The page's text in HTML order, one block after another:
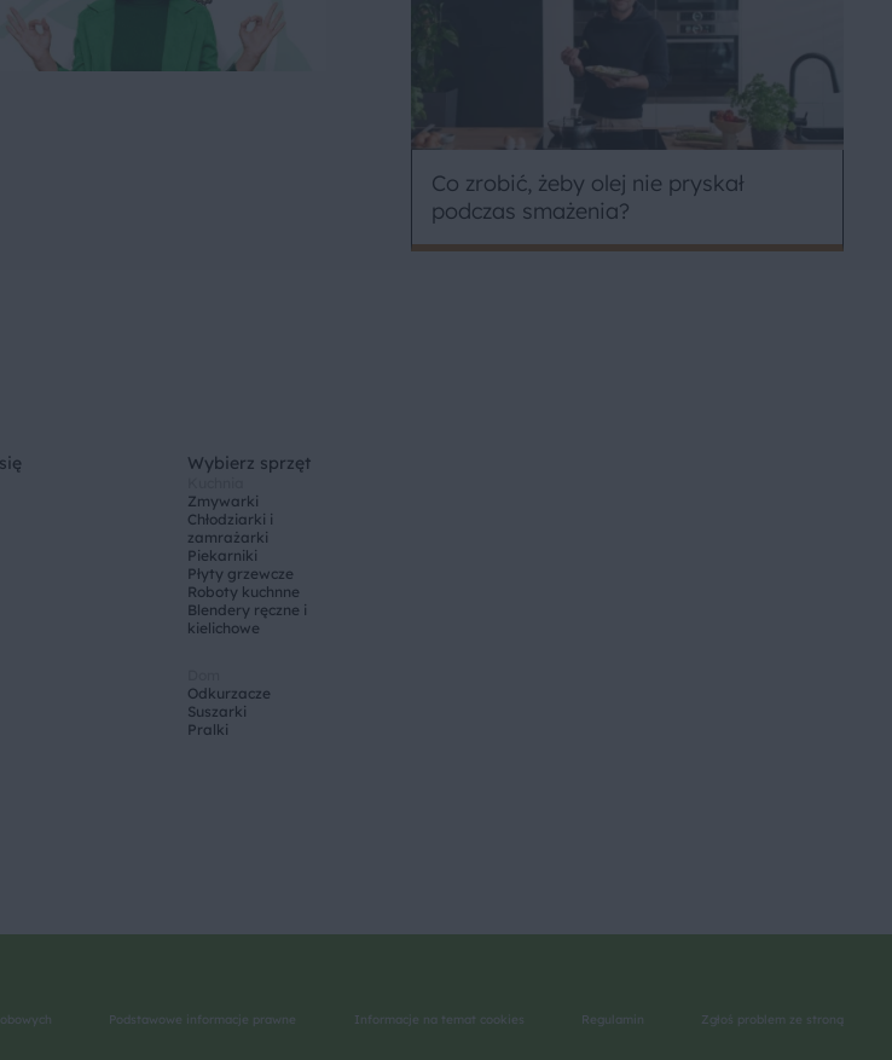
Co zrobić, żeby olej nie pryskał
podczas smażenia?
Wybierz sprzęt
Zmywarki
Chłodziarki i
zamrażarki
Piekarniki
Płyty grzewcze
Roboty kuchnne
Blendery ręczne i
kielichowe
Odkurzacze
Suszarki
Pralki
Podstawowe informacje prawne Informacje na temat cookies Regulamin Zgłoś problem ze stroną